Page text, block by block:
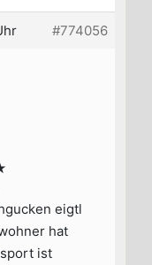
#774056
eigtl
hat
ist